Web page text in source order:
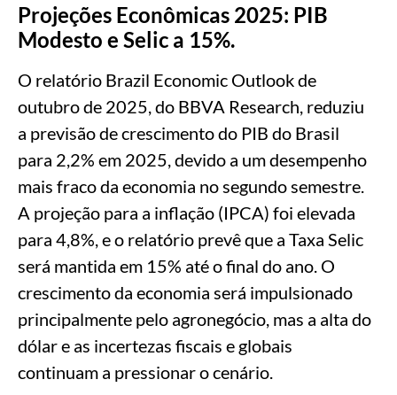
Projeções Econômicas 2025: PIB
Modesto e Selic a 15%.
O relatório Brazil Economic Outlook de
outubro de 2025, do BBVA Research, reduziu
a previsão de crescimento do PIB do Brasil
para 2,2% em 2025, devido a um desempenho
mais fraco da economia no segundo semestre.
A projeção para a inflação (IPCA) foi elevada
para 4,8%, e o relatório prevê que a Taxa Selic
será mantida em 15% até o final do ano. O
crescimento da economia será impulsionado
principalmente pelo agronegócio, mas a alta do
dólar e as incertezas fiscais e globais
continuam a pressionar o cenário.